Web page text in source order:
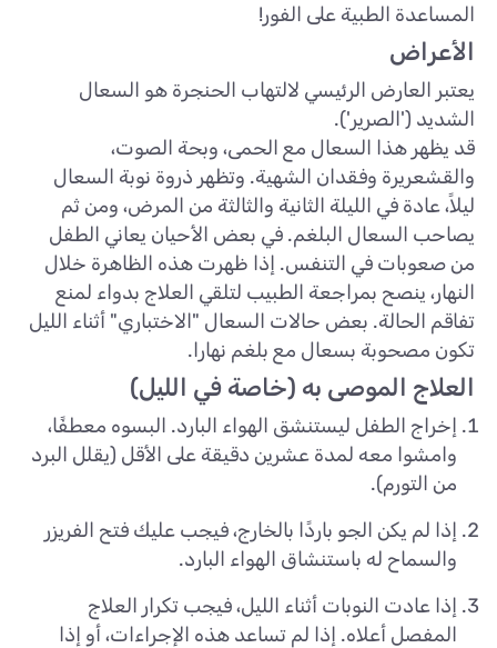
المساعدة الطبية على الفور!
الأعراض
يعتبر العارض الرئيسي لالتهاب الحنجرة هو السعال
الشديد ('الصرير').
قد يظهر هذا السعال مع الحمى، وبحة الصوت،
والقشعريرة وفقدان الشهية. وتظهر ذروة نوبة السعال
ليلاً، عادة في الليلة الثانية والثالثة من المرض، ومن ثم
يصاحب السعال البلغم. في بعض الأحيان يعاني الطفل
من صعوبات في التنفس. إذا ظهرت هذه الظاهرة خلال
النهار، ينصح بمراجعة الطبيب لتلقي العلاج بدواء لمنع
تفاقم الحالة. بعض حالات السعال "الاختباري" أثناء الليل
تكون مصحوبة بسعال مع بلغم نهارا.
العلاج الموصى به (خاصة في الليل)
إخراج الطفل ليستنشق الهواء البارد. البسوه معطفًا،
وامشوا معه لمدة عشرين دقيقة على الأقل (يقلل البرد
من التورم).
إذا لم يكن الجو باردًا بالخارج، فيجب عليك فتح الفريزر
والسماح له باستنشاق الهواء البارد.
إذا عادت النوبات أثناء الليل، فيجب تكرار العلاج
المفصل أعلاه. إذا لم تساعد هذه الإجراءات، أو إذا